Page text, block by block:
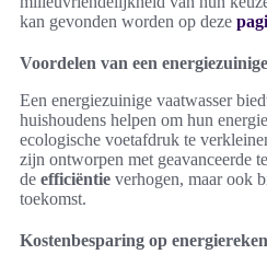
kan gevonden worden op deze
Voordelen van een
Een energiezuinige vaatwasser
huishoudens helpen om hun
ecologische voetafdruk te
zijn ontworpen met geavanceerde
de efficiëntie verhogen, maar ook
toekomst.
Kostenbesparing op